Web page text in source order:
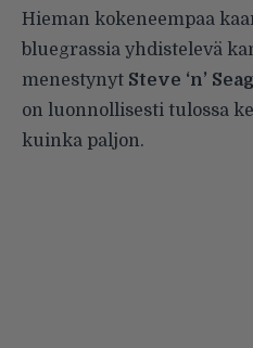
Hieman kokeneempaa
bluegrassia yhdistelevä
menestynyt Steve ‘n’
on luonnollisesti tulossa
kuinka paljon.